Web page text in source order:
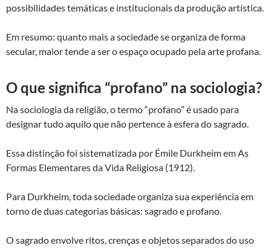
possibilidades temáticas e institucionais da produção artística.
Em resumo: quanto mais a sociedade se organiza de forma
secular, maior tende a ser o espaço ocupado pela arte profana.
O que significa “profano” na sociologia?
Na sociologia da religião, o termo “profano” é usado para
designar tudo aquilo que não pertence à esfera do sagrado.
Essa distinção foi sistematizada por Émile Durkheim em As
Formas Elementares da Vida Religiosa (1912).
Para Durkheim, toda sociedade organiza sua experiência em
torno de duas categorias básicas: sagrado e profano.
O sagrado envolve ritos, crenças e objetos separados do uso